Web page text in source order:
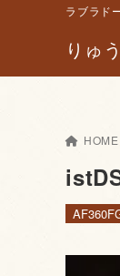
りゅ
ラブラド
HOME